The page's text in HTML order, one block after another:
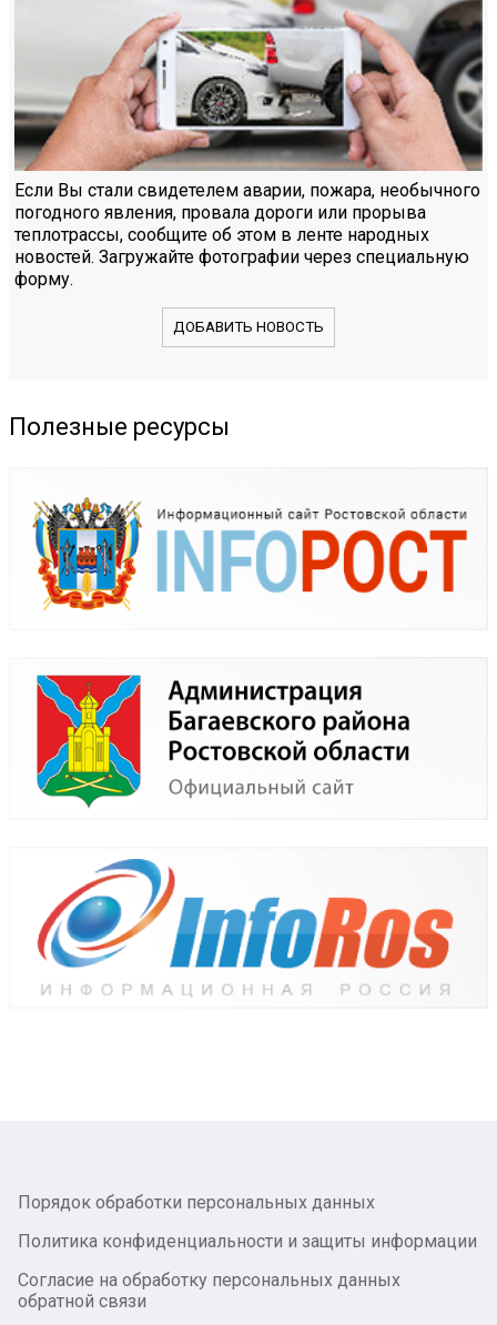
Если Вы стали свидетелем аварии, пожара, необычного
погодного явления, провала дороги или прорыва
теплотрассы, сообщите об этом в ленте народных
новостей. Загружайте фотографии через специальную
форму.
ДОБАВИТЬ НОВОСТЬ
Полезные ресурсы
Порядок обработки персональных данных
Политика конфиденциальности и защиты информации
Согласие на обработку персональных данных
обратной связи